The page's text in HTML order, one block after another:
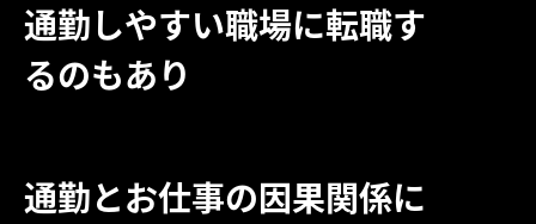
通勤しやすい職場に転職す
るのもあり
通勤とお仕事の因果関係に